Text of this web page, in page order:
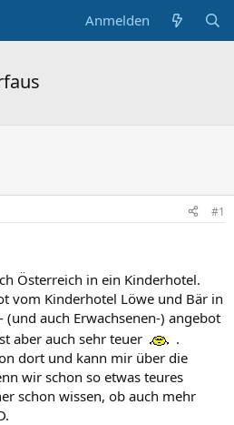
Anmelden
#1
Österreich in ein Kinderhotel.
vom Kinderhotel Löwe und Bär in
(und auch Erwachsenen-) angebot
aber auch sehr teuer
.
dort und kann mir über die
wir schon so etwas teures
schon wissen, ob auch mehr